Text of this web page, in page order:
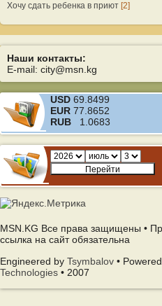
Хочу сдать ребенка в приют [2]
Наши контакты:
E-mail: city@msn.kg
USD 69.8499
EUR 77.8652
RUB 1.0683
MSN.KG Все права защищены •
ссылка на сайт обязательна
Engineered by Tsymbalov •
Technologies • 2007